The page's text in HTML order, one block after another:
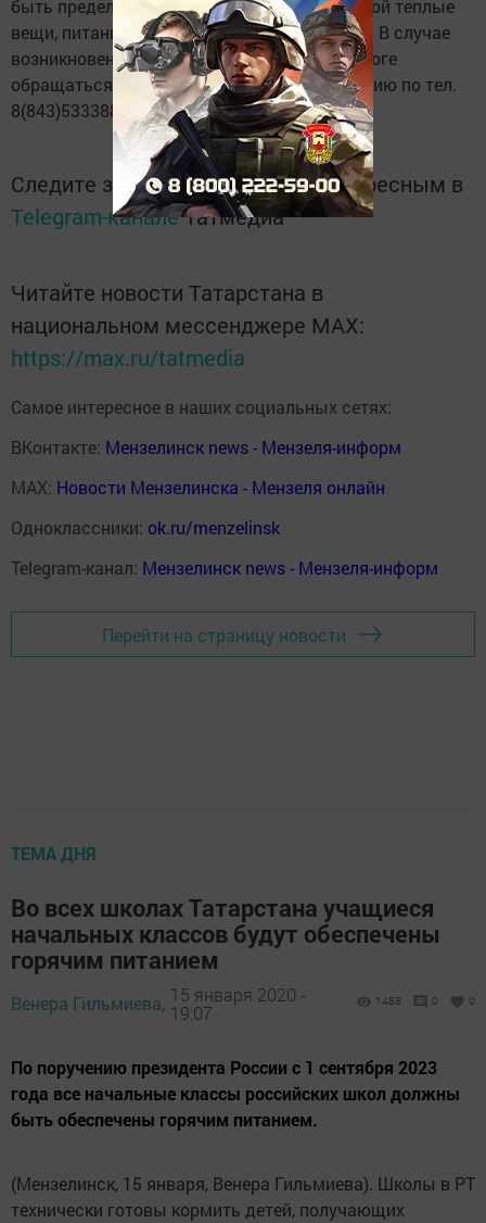
быть предельно осторожными, иметь с собой теплые
вещи, питание, достаточный запас топлива. В случае
возникновения нештатных ситуаций на дороге
обращаться за помощью в Госавтоинспекцию по тел.
8(843)5333888.
Следите за самым важным и интересным в
Telegram-каналеТатмедиа
Читайте новости Татарстана в
национальном мессенджере MАХ:
https://max.ru/tatmedia
Самое интересное в наших социальных сетях:
ВКонтакте: Мензелинск news - Мензеля-информ
MAX: Новости Мензелинска - Мензеля онлайн
Одноклассники: ok.ru/menzelinsk
Telegram-канал: Мензелинск news - Мензеля-информ
Перейти на страницу новости
ТЕМА ДНЯ
Во всех школах Татарстана учащиеся
начальных классов будут обеспечены
горячим питанием
Венера Гильмиева, 15 января 2020 -
19:07
1488 0 0
По поручению президента России с 1 сентября 2023
года все начальные классы российских школ должны
быть обеспечены горячим питанием.
(Мензелинск, 15 января, Венера Гильмиева). Школы в РТ
технически готовы кормить детей, получающих